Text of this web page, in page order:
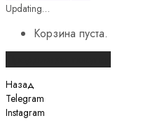
Updating…
Корзина пуста.
Назад
Telegram
Instagram